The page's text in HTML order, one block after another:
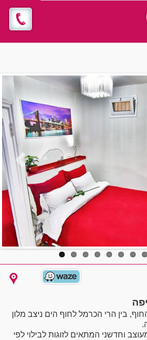
Previous
בין הרי הכרמל לחוף הים ניצב מלון
וחדשני המתאים לזוגות לבילוי לפי